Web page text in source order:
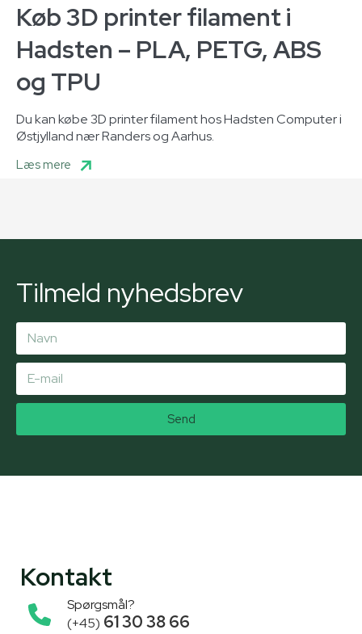
Køb 3D printer filament i
Hadsten – PLA, PETG, ABS
og TPU
Du kan købe 3D printer filament hos Hadsten Computer i
Østjylland nær Randers og Aarhus.
Læs mere
Tilmeld nyhedsbrev
Send
Kontakt
Spørgsmål?
(+45) 61 30 38 66